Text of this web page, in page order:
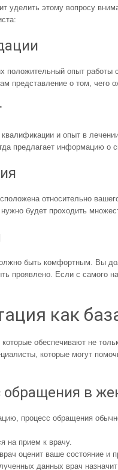
уделить этому вопросу
положительный опыт работы
представление о том, чего
и опыт в
предлагает информацию о
относительно
будет проходить
быть комфортным. Вы
проявлено. Если с самого
как
обеспечивают не
которые могут
обращения в
процесс обращения
на прием к врачу.
оценит ваше состояние
данных врач